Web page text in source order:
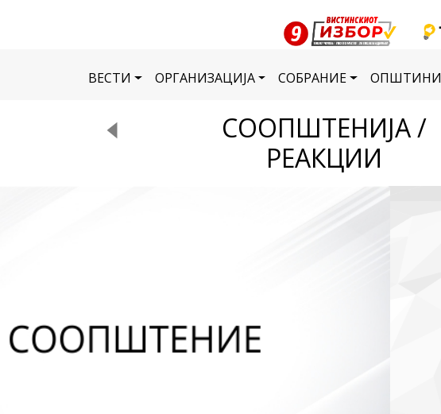
ВЕСТИ ОРГАНИЗАЦИЈА СОБРАНИЕ ОПШТИНИ
СООПШТЕНИЈА /
РЕАКЦИИ